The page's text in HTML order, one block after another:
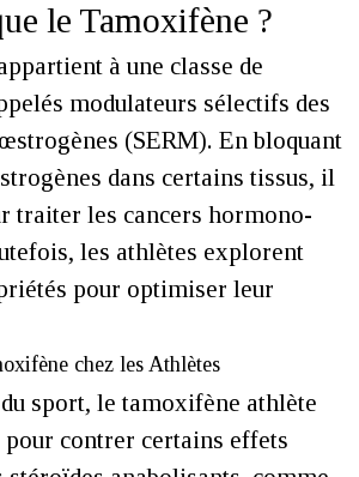
le Tamoxifène ?
à une classe de
modulateurs sélectifs des
(SERM). En bloquant
dans certains tissus, il
traiter les cancers hormono-
les athlètes explorent
pour optimiser leur
chez les Athlètes
sport, le tamoxifène athlète
contrer certains effets